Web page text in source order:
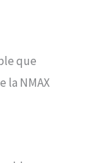
que
la NMAX